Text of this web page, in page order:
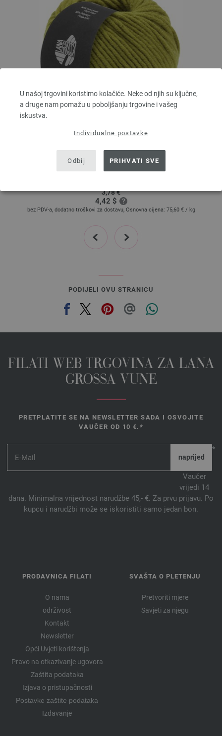
U našoj trgovini koristimo kolačiće. Neke od njih su ključne,
a druge nam pomažu u poboljšanju trgovine i vašeg
iskustva.
Individualne postavke
Odbij PRIHVATI SVE
Lana Grossa
MILLE II
50 % Djevicavuna Merino, 50 % Akril
Dužina: otprilike 55 m / 50 g
3,78 €
4,42 $
bez PDV-a, dodatno troškovi za dostavu, Osnovna cijena: 75,60 € / kg
prev next
PODIJELI OVU STRANICU
FILATI WEB TRGOVINA ZA LANA
GROSSA VUNE
PRETPLATITE SE NA NEWSLETTER SADA I OSVOJITE
VAUČER OD 10 €.*
*
Vaučer
vrijedi 14
dana. Minimalna vrijednost narudžbe 45,- €. Za prvu prijavu. Po
kupcu i narudžbi može se iskoristiti samo jedan bon.
PRODAVNICA FILATI
O nama
održivost
Kontakt
Newsletter
Opći Uvjeti korištenja
Pravo na otkazivanje ugovora
Zaštita podataka
Izjava o pristupačnosti
Postavke zaštite podataka
Izdavanje
SVAŠTA O PLETENJU
Pretvoriti mjere
Savjeti za njegu